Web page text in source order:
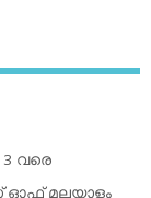
വരെ
ഓഫ് മലയാളം